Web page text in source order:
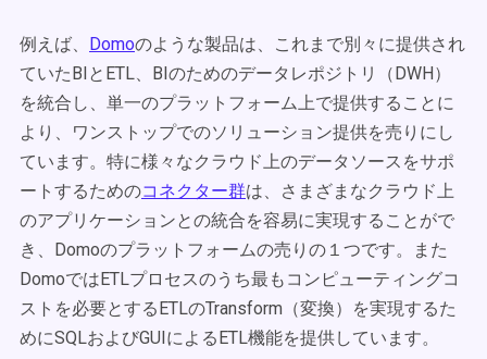
例えば、 Domoのような製品は、これまで別々に提供され
ていたBIとETL、BIのためのデータレポジトリ（DWH）
を統合し、単一のプラットフォーム上で提供することに
より、ワンストップでのソリューション提供を売りにし
ています。特に様々なクラウド上のデータソースをサポ
ートするためのコネクター群は、さまざまなクラウド上
のアプリケーションとの統合を容易に実現することがで
き、Domoのプラットフォームの売りの１つです。また
DomoではETLプロセスのうち最もコンピューティングコ
ストを必要とするETLのTransform（変換）を実現するた
めにSQLおよびGUIによるETL機能を提供しています。